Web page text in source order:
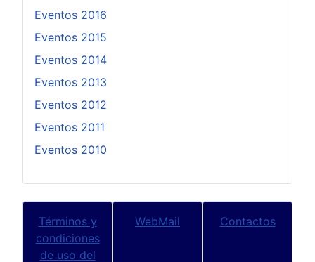
Eventos 2016
Eventos 2015
Eventos 2014
Eventos 2013
Eventos 2012
Eventos 2011
Eventos 2010
Términos y
condiciones
de uso del
WebMail Contactos